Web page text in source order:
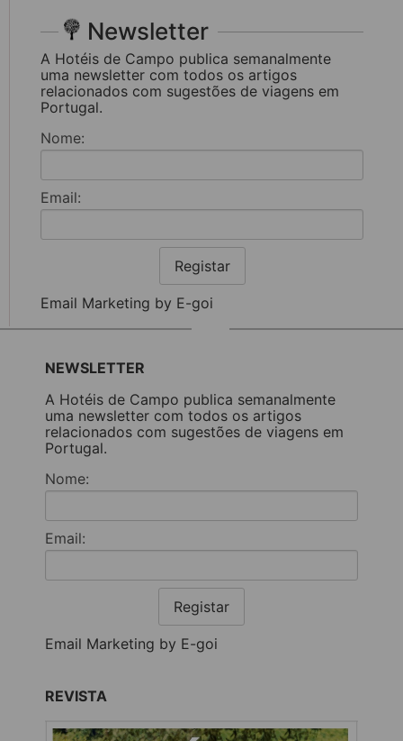
Newsletter
A Hotéis de Campo publica semanalmente
uma newsletter com todos os artigos
relacionados com sugestões de viagens em
Portugal.
Nome:
Email:
Registar
Email Marketing by E-goi
NEWSLETTER
A Hotéis de Campo publica semanalmente
uma newsletter com todos os artigos
relacionados com sugestões de viagens em
Portugal.
Nome:
Email:
Registar
Email Marketing by E-goi
REVISTA